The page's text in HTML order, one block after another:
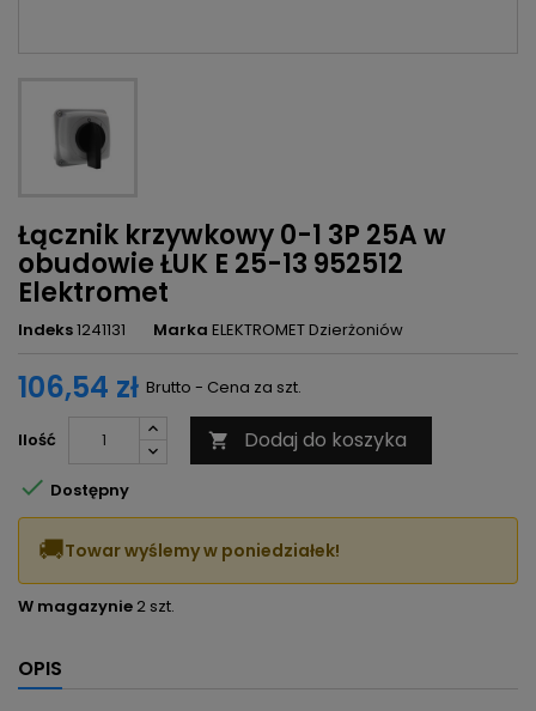
Łącznik krzywkowy 0-1 3P 25A w
obudowie ŁUK E 25-13 952512
Elektromet
Indeks1241131 Marka ELEKTROMET Dzierżoniów
106,54 zł Brutto - Cena za szt.
Ilość  Dodaj do koszyka
 Dostępny
🚚Towar wyślemy w poniedziałek!
W magazynie 2 szt.
OPIS